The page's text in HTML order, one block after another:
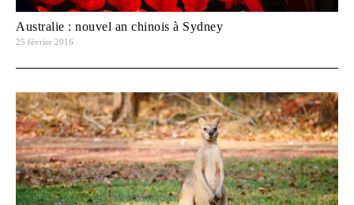
Australie : nouvel an chinois à Sydney
25 février 2016